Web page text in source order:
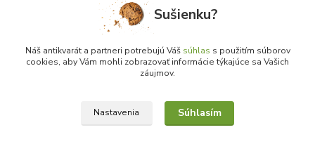
info@antikvariat.sk
Upraviť zber cookies.
Sušienku?
Náš antikvarát a partneri potrebujú Váš súhlas s použitím súborov
cookies, aby Vám mohli zobrazovať informácie týkajúce sa Vašich
záujmov.
Nastavenia Súhlasím